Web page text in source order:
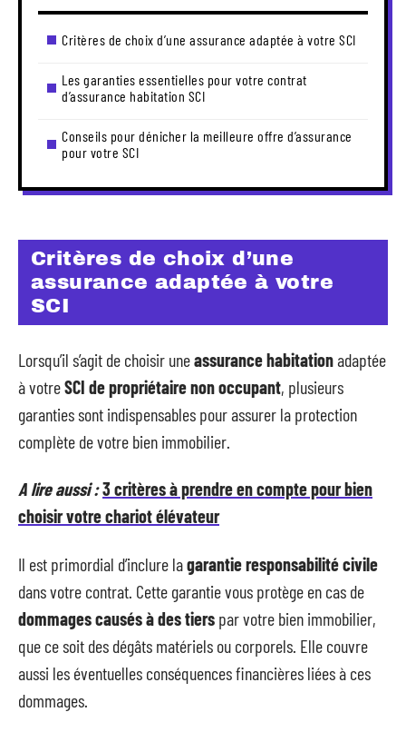
Critères de choix d’une assurance adaptée à votre SCI
Les garanties essentielles pour votre contrat
d’assurance habitation SCI
Conseils pour dénicher la meilleure offre d’assurance
pour votre SCI
Critères de choix d’une
assurance adaptée à votre
SCI
Lorsqu’il s’agit de choisir uneassurance habitationadaptée
à votreSCI de propriétaire non occupant, plusieurs
garanties sont indispensables pour assurer la protection
complète de votre bien immobilier.
A lire aussi :3 critères à prendre en compte pour bien
choisir votre chariot élévateur
Il est primordial d’inclure lagarantie responsabilité civile
dans votre contrat. Cette garantie vous protège en cas de
dommages causés à des tiers par votre bien immobilier,
que ce soit des dégâts matériels ou corporels. Elle couvre
aussi les éventuelles conséquences financières liées à ces
dommages.